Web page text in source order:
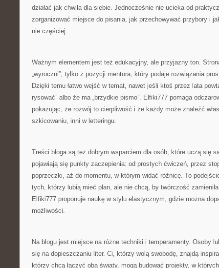
działać jak chwila dla siebie. Jednocześnie nie ucieka od
zorganizować miejsce do pisania, jak przechowywać przybory i
nie częściej.
Ważnym elementem jest też edukacyjny, ale przyjazny ton.
„wyroczni”, tylko z pozycji mentora, który podaje rozwiązania
Dzięki temu łatwo wejść w temat, nawet jeśli ktoś przez lata
rysować” albo że ma „brzydkie pismo”. Elfiki777 pomaga
pokazując, że rozwój to cierpliwość i że każdy może znaleźć
szkicowaniu, inni w letteringu.
Treści bloga są też dobrym wsparciem dla osób, które uczą się
pojawiają się punkty zaczepienia: od prostych ćwiczeń, przez
poprzeczki, aż do momentu, w którym widać różnicę. To
tych, którzy lubią mieć plan, ale nie chcą, by twórczość
Elfiki777 proponuje naukę w stylu elastycznym, gdzie można
możliwości.
Na blogu jest miejsce na różne techniki i temperamenty. Osoby
się na dopieszczaniu liter. Ci, którzy wolą swobodę, znajdą
którzy chcą łączyć oba światy, mogą budować projekty, w